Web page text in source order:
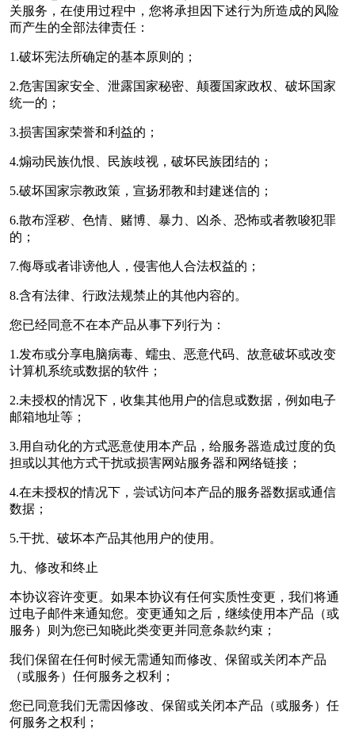
关服务，在使用过程中，您将承担因下述行为所造成的风险
而产生的全部法律责任：
1.破坏宪法所确定的基本原则的；
2.危害国家安全、泄露国家秘密、颠覆国家政权、破坏国家
统一的；
3.损害国家荣誉和利益的；
4.煽动民族仇恨、民族歧视，破坏民族团结的；
5.破坏国家宗教政策，宣扬邪教和封建迷信的；
6.散布淫秽、色情、赌博、暴力、凶杀、恐怖或者教唆犯罪
的；
7.侮辱或者诽谤他人，侵害他人合法权益的；
8.含有法律、行政法规禁止的其他内容的。
您已经同意不在本产品从事下列行为：
1.发布或分享电脑病毒、蠕虫、恶意代码、故意破坏或改变
计算机系统或数据的软件；
2.未授权的情况下，收集其他用户的信息或数据，例如电子
邮箱地址等；
3.用自动化的方式恶意使用本产品，给服务器造成过度的负
担或以其他方式干扰或损害网站服务器和网络链接；
4.在未授权的情况下，尝试访问本产品的服务器数据或通信
数据；
5.干扰、破坏本产品其他用户的使用。
九、修改和终止
本协议容许变更。如果本协议有任何实质性变更，我们将通
过电子邮件来通知您。变更通知之后，继续使用本产品（或
服务）则为您已知晓此类变更并同意条款约束；
我们保留在任何时候无需通知而修改、保留或关闭本产品
（或服务）任何服务之权利；
您已同意我们无需因修改、保留或关闭本产品（或服务）任
何服务之权利；